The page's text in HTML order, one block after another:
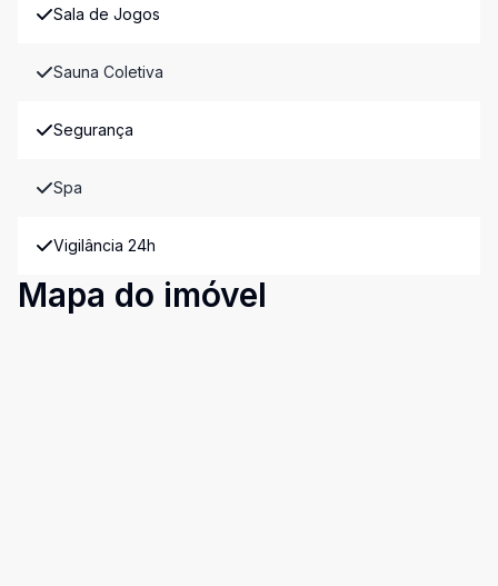
Sala de Jogos
Sauna Coletiva
Segurança
Spa
Vigilância 24h
Mapa do imóvel